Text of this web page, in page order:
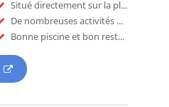
Situé directement sur la plage
De nombreuses activités et installations
Bonne piscine et bon restaurant